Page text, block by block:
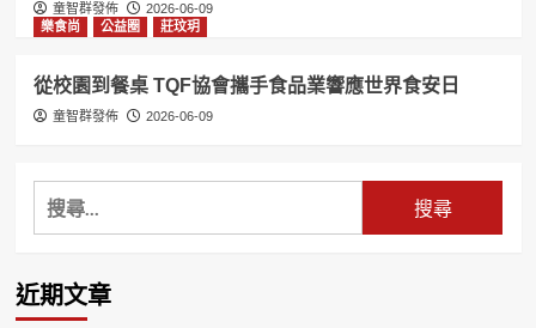
童智群發佈
2026-06-09
樂食尚
公益圈 莊玟玥
從校園到餐桌 TQF協會攜手食品業響應世界食安日
童智群發佈 2026-06-09
搜
尋
鍵
字:
近期文章